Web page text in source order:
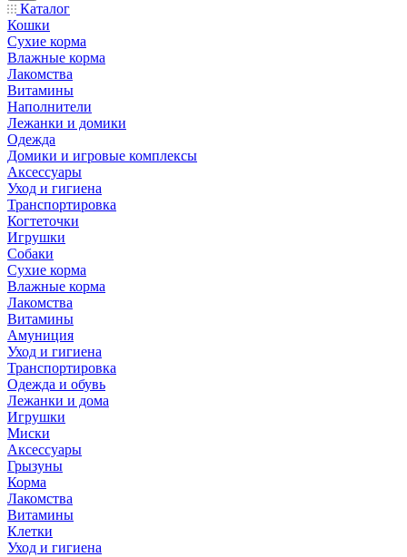
Каталог
Кошки
Сухие корма
Влажные корма
Лакомства
Витамины
Наполнители
Лежанки и домики
Одежда
Домики и игровые комплексы
Аксессуары
Уход и гигиена
Транспортировка
Когтеточки
Игрушки
Собаки
Сухие корма
Влажные корма
Лакомства
Витамины
Амуниция
Уход и гигиена
Транспортировка
Одежда и обувь
Лежанки и дома
Игрушки
Миски
Аксессуары
Грызуны
Корма
Лакомства
Витамины
Клетки
Уход и гигиена